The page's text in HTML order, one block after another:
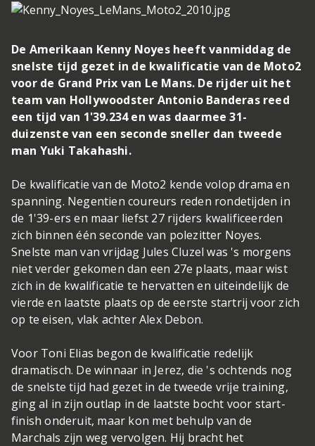
De Amerikaan Kenny Noyes heeft vanmiddag de
snelste tijd gezet in de kwalificatie van de Moto2
voor de Grand Prix van Le Mans. De rijder uit het
team van Hollywoodster Antonio Banderas reed
een tijd van 1'39.234 en was daarmee 31-
duizenste van een seconde sneller dan tweede
man Yuki Takahashi.
De kwalificatie van de Moto2 kende volop drama en
spanning. Negentien coureurs reden rondetijden in
de 1'39-ers en maar liefst 27 rijders kwalificeerden
zich binnen één seconde van polezitter Noyes.
Snelste man van vrijdag Jules Cluzel was 's morgens
niet verder gekomen dan een 27e plaats, maar wist
zich in de kwalificatie te hervatten en uiteindelijk de
vierde en laatste plaats op de eerste startrij voor zich
op te eisen, vlak achter Alex Debon.
Voor Toni Elias begon de kwalificatie redelijk
dramatisch. De winnaar in Jerez, die 's ochtends nog
de snelste tijd had gezet in de tweede vrije training,
ging al in zijn outlap in de laatste bocht voor start-
finish onderuit, maar kon met behulp van de
Marchals zijn weg vervolgen. Hij bracht het